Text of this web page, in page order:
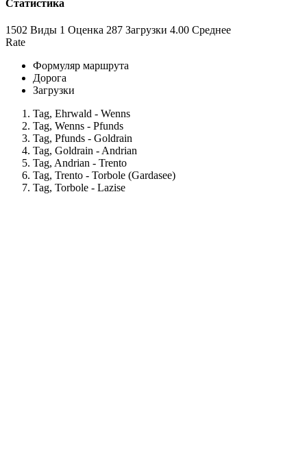
Статистика
1502 Виды 1 Оценка 287 Загрузки 4.00 Среднее
Rate
Формуляр маршрута
Дорога
Загрузки
Tag, Ehrwald - Wenns
Tag, Wenns - Pfunds
Tag, Pfunds - Goldrain
Tag, Goldrain - Andrian
Tag, Andrian - Trento
Tag, Trento - Torbole (Gardasee)
Tag, Torbole - Lazise